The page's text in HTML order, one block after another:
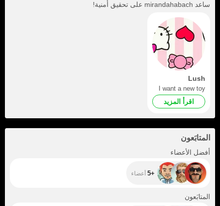
ساعد mirandahabach على تحقيق أمنية!
Lush
I want a new toy
اقرأ المزيد
المتابَعون
أفضل الأعضاء
+5 أعضاء
المتابَعون